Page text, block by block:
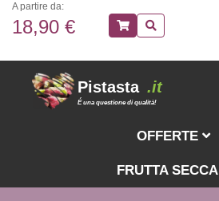
A partire da:
18,90 €
Pistasta .it
É una questione di qualità!
OFFERTE
FRUTTA SECCA